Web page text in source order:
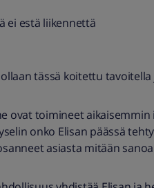
ei estä liikennettä
tässä koitettu
ovat toimineet
onko Elisan päässä
asiasta mitään